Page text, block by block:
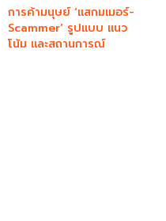
การค้ามนุษย์ ‘แสกมเมอร์-
Scammer’ รูปแบบ แนว
โน้ม และสถานการณ์